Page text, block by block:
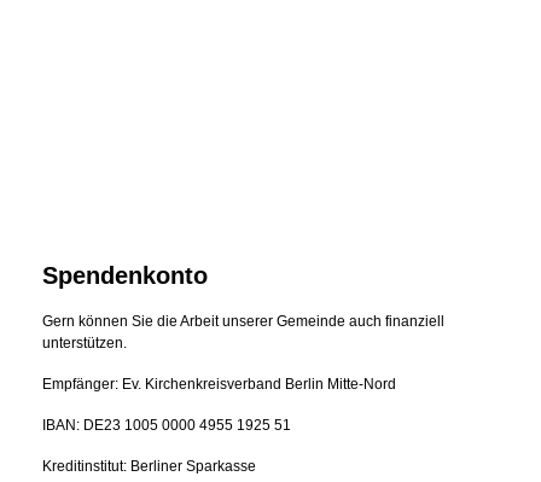
Spendenkonto
Gern können Sie die Arbeit unserer Gemeinde auch finanziell
unterstützen.
Empfänger: Ev. Kirchenkreisverband Berlin Mitte-Nord
IBAN: DE23 1005 0000 4955 1925 51
Kreditinstitut: Berliner Sparkasse